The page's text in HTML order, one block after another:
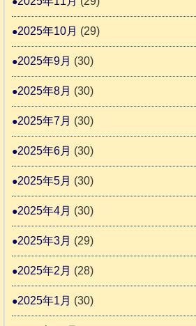
2025年10月 (29)
2025年9月 (30)
2025年8月 (30)
2025年7月 (30)
2025年6月 (30)
2025年5月 (30)
2025年4月 (30)
2025年3月 (29)
2025年2月 (28)
2025年1月 (30)